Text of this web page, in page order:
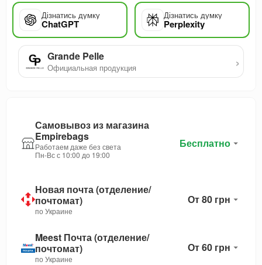
Дізнатись думку
ChatGPT
Дізнатись думку
Perplexity
Grande Pelle
Официальная продукция ›
Самовывоз из магазина
Empirebags
Работаем даже без света
Пн-Вс с 10:00 до 19:00
Бесплатно
Новая почта (отделение/
почтомат)
по Украине
От 80 грн
Meest Почта (отделение/
почтомат)
по Украине
От 60 грн